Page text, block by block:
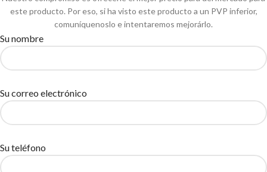
este producto. Por eso, si ha visto este producto a un PVP inferior,
comuníquenoslo e intentaremos mejorárlo.
Su nombre
Su correo electrónico
Su teléfono